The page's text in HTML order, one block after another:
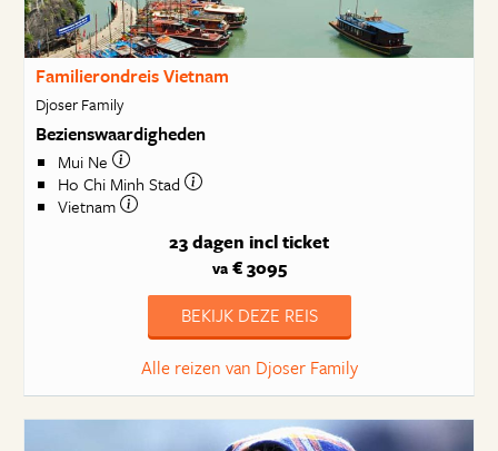
Familierondreis Vietnam
Djoser Family
Bezienswaardigheden
Mui Ne
Ho Chi Minh Stad
Vietnam
23 dagen incl ticket
va€ 3095
BEKIJK DEZE REIS
Alle reizen van Djoser Family